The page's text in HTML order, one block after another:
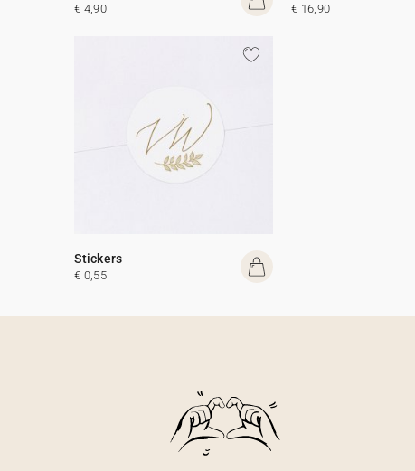
€ 4,90 € 16,90
Stickers
€ 0,55